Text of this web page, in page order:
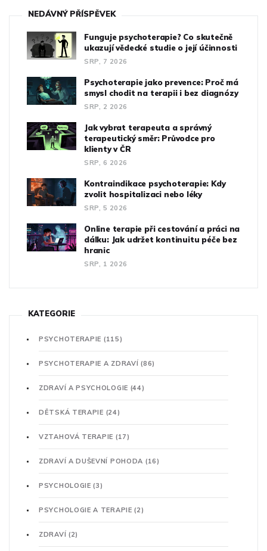
NEDÁVNÝ PŘÍSPĚVEK
Funguje psychoterapie? Co skutečně
ukazují vědecké studie o její účinnosti
SRP, 7 2026
Psychoterapie jako prevence: Proč má
smysl chodit na terapii i bez diagnózy
SRP, 2 2026
Jak vybrat terapeuta a správný
terapeutický směr: Průvodce pro
klienty v ČR
SRP, 6 2026
Kontraindikace psychoterapie: Kdy
zvolit hospitalizaci nebo léky
SRP, 5 2026
Online terapie při cestování a práci na
dálku: Jak udržet kontinuitu péče bez
hranic
SRP, 1 2026
KATEGORIE
PSYCHOTERAPIE (115)
PSYCHOTERAPIE A ZDRAVÍ(86)
ZDRAVÍ A PSYCHOLOGIE (44)
DĚTSKÁ TERAPIE (24)
VZTAHOVÁ TERAPIE (17)
ZDRAVÍ A DUŠEVNÍ POHODA (16)
PSYCHOLOGIE(3)
PSYCHOLOGIE A TERAPIE(2)
ZDRAVÍ (2)